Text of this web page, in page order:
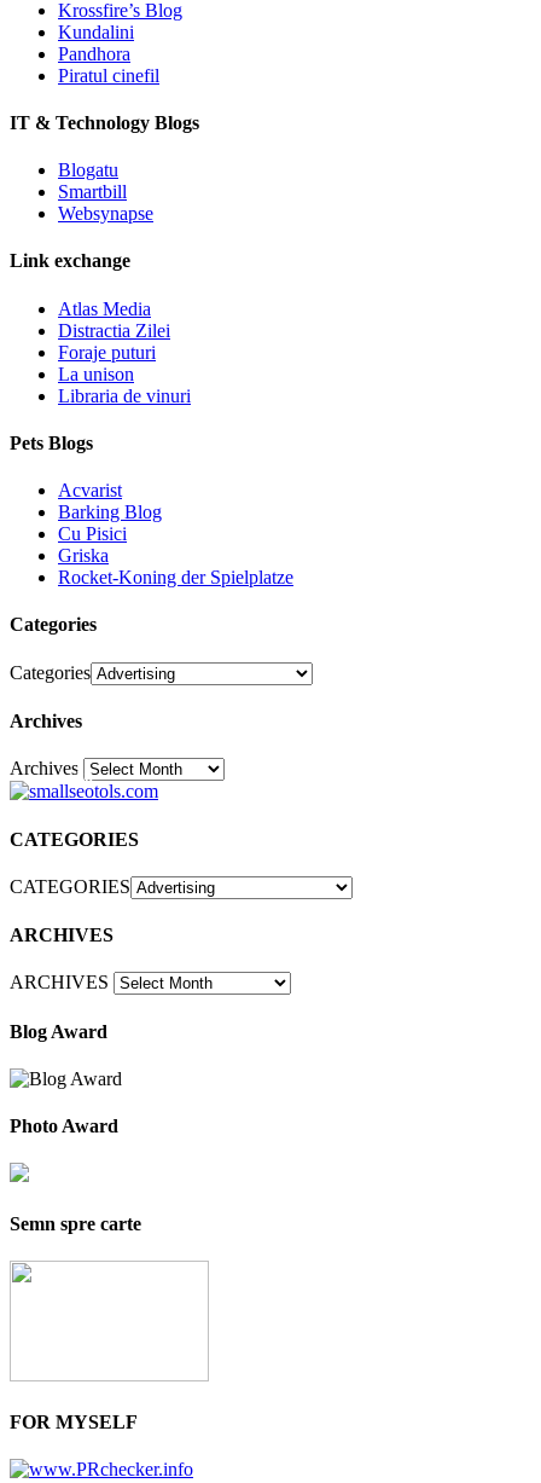
Krossfire’s Blog
Kundalini
Pandhora
Piratul cinefil
IT & Technology Blogs
Blogatu
Smartbill
Websynapse
Link exchange
Atlas Media
Distractia Zilei
Foraje puturi
La unison
Libraria de vinuri
Pets Blogs
Acvarist
Barking Blog
Cu Pisici
Griska
Rocket-Koning der Spielplatze
Categories
Categories
Archives
Archives30
CATEGORIES
CATEGORIES
ARCHIVES
ARCHIVES
Blog Award
Photo Award
Semn spre carte
FOR MYSELF